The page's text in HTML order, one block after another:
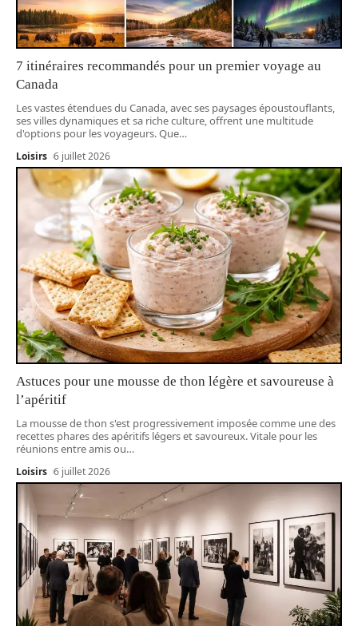
7 itinéraires recommandés pour un premier voyage au
Canada
Les vastes étendues du Canada, avec ses paysages époustouflants,
ses villes dynamiques et sa riche culture, offrent une multitude
d'options pour les voyageurs. Que…
Loisirs 6 juillet 2026
Astuces pour une mousse de thon légère et savoureuse à
l’apéritif
La mousse de thon s'est progressivement imposée comme une des
recettes phares des apéritifs légers et savoureux. Vitale pour les
réunions entre amis ou…
Loisirs 6 juillet 2026